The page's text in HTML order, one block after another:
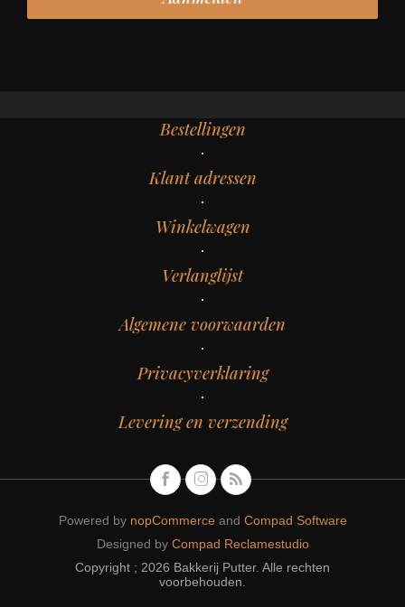
Bestellingen
Klant adressen
Winkelwagen
Verlanglijst
Algemene voorwaarden
Privacyverklaring
Levering en verzending
Powered by nopCommerceand Compad Software
Designed by Compad Reclamestudio
Copyright ; 2026 Bakkerij Putter. Alle rechten
voorbehouden.